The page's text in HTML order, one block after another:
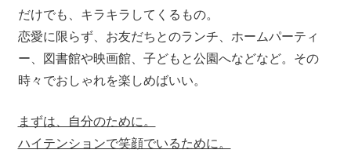
だけでも、キラキラしてくるもの。
恋愛に限らず、お友だちとのランチ、ホームパーティ
ー、図書館や映画館、子どもと公園へなどなど。その
時々でおしゃれを楽しめばいい。
まずは、自分のために。
ハイテンションで笑顔でいるために。